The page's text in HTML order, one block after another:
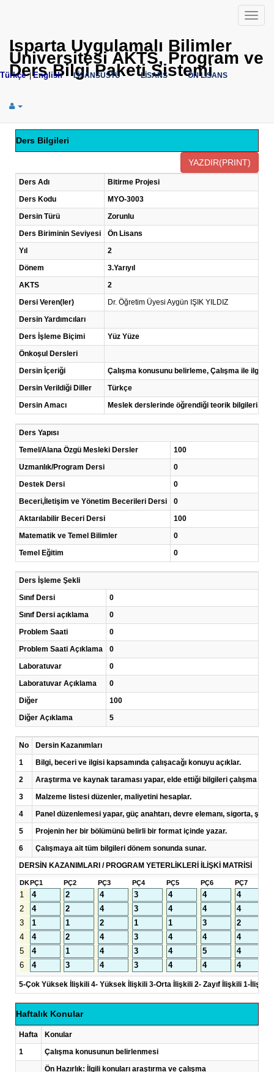
Menü
Isparta Uygulamalı Bilimler
Üniversitesi AKTS, Program ve
Ders Bilgi Paketi Sistemi
Türkçe|English LİSANSÜSTÜ LİSANS ÖN LİSANS
Ders Bilgileri
Ders Adı
Bitirme Projesi
Ders Kodu
MYO-3003
Dersin Türü
Zorunlu
Ders Biriminin Seviyesi
Ön Lisans
Yıl
2
Dönem
3.Yarıyıl
AKTS
2
Dersi Veren(ler)
Dr. Öğretim Üyesi Aygün IŞIK YILDIZ
Dersin Yardımcıları
Ders İşleme Biçimi
Yüz Yüze
Önkoşul Dersleri
Dersin İçeriği
Çalışma konusunu belirleme, Çalışma ile ilgili
Dersin Verildiği Diller
Türkçe
Dersin Amacı
Meslek derslerinde öğrendiği teorik bilgileri,
Ders Yapısı
Temel/Alana Özgü Mesleki Dersler
100
Uzmanlık/Program Dersi
0
Destek Dersi
0
Beceri,İletişim ve Yönetim Becerileri Dersi
0
Aktarılabilir Beceri Dersi
100
Matematik ve Temel Bilimler
0
Temel Eğitim
0
Ders İşleme Şekli
Sınıf Dersi
0
Sınıf Dersi açıklama
0
Problem Saati
0
Problem Saati Açıklama
0
Laboratuvar
0
Laboratuvar Açıklama
0
Diğer
100
Diğer Açıklama
5
No
Dersin Kazanımları
1
Bilgi, beceri ve ilgisi kapsamında çalışacağı konuyu açıklar.
2
Araştırma ve kaynak taraması yapar, elde ettiği bilgileri çalışma
3
Malzeme listesi düzenler, maliyetini hesaplar.
4
Panel düzenlemesi yapar, güç anahtarı, devre elemanı, sigorta,
5
Projenin her bir bölümünü belirli bir format içinde yazar.
6
Çalışmaya ait tüm bilgileri dönem sonunda sunar.
DERSİN KAZANIMLARI / PROGRAM YETERLİKLERİ İLİŞKİ MATRİSİ
DKPÇ1 PÇ2 PÇ3 PÇ4 PÇ5 PÇ6 PÇ7
1
2
3
4
5
6
5-Çok Yüksek İlişkili 4- Yüksek İlişkili 3-Orta İlişkili 2- Zayıf İlişkili 1-
Haftalık Konular
Hafta
Konular
1
Çalışma konusunun belirlenmesi
Ön Hazırlık: İlgili konuları araştırma ve çalışma